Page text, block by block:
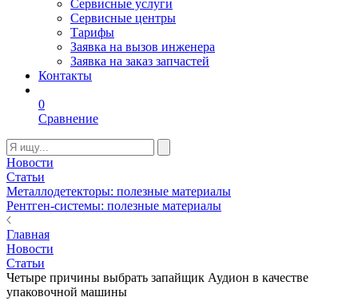
Сервисные услуги
Сервисные центры
Тарифы
Заявка на вызов инженера
Заявка на заказ запчастей
Контакты
0
Сравнение
Новости
Статьи
Металлодетекторы: полезные материалы
Рентген-системы: полезные материалы
Главная
Новости
Статьи
Четыре причины выбрать запайщик Аудион в качестве
упаковочной машины